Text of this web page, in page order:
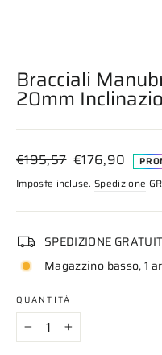
Bracciali
20mm
Prezzo
di
listino
€195,57 Prezzo
scontato
€176,90
Imposte incluse. Spedizione
SPEDIZIONE
Magazzino basso, 1
QUANTITÀ
+